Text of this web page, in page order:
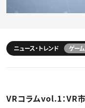
採用説明会
スキルアップしたい！
デザイン
編集・ライティング
マーケティング
TOP Creator’s コラ
Webクリエイター
アプリクリエイター
セミナー
ニュース・トレンド ゲー
VRコラムvol.1：VR